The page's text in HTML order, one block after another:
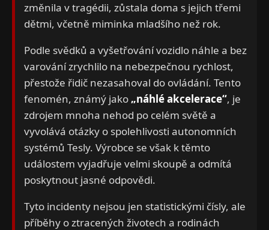
změnila v tragédii, zůstala doma s jejich třemi
dětmi, včetně miminka mladšího než rok.
Podle svědků a vyšetřování vozidlo náhle a bez
varování zrychlilo na nebezpečnou rychlost,
přestože řidič nezasahoval do ovládání. Tento
fenomén, známý jako„náhlé akcelerace“, je
zdrojem mnoha nehod po celém světě a
vyvolává otázky o spolehlivosti autonomních
systémů Tesly. Výrobce se však k těmto
událostem vyjadřuje velmi skoupě a odmítá
poskytnout jasné odpovědi.
Tyto incidenty nejsou jen statistickými čísly, ale
příběhy o ztracených životech a rodinách